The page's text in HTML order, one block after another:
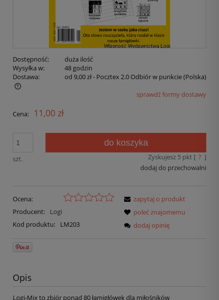
Dostępność:
duża ilość
Wysyłka w:
48 godzin
Dostawa:
od 9,00 zł- Pocztex 2.0 Odbiór w punkcie(Polska)
sprawdź formy dostawy
Cena: 11,00 zł
szt.
do koszyka
Zyskujesz 5pkt [ ? ]
dodaj do przechowalni
Ocena:
Producent:
Logi
Kod produktu:
LM203
zapytaj o produkt
poleć znajomemu
dodaj opinię
Opis
Logi-Mix to zbiór ponad 80 łamigłówek dla miłośników